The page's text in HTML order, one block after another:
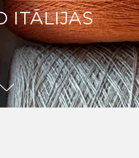
ITĀLIJAS